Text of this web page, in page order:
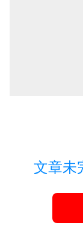
文章未